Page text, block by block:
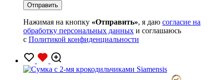
Нажимая на кнопку «Отправить», я даю согласие на
обработку персональных данных и соглашаюсь
с Политикой конфиденциальности